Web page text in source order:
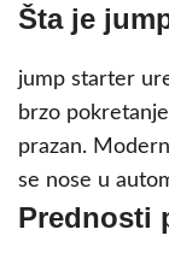
Šta je
jump starter
brzo
prazan.
se nose u
Prednosti